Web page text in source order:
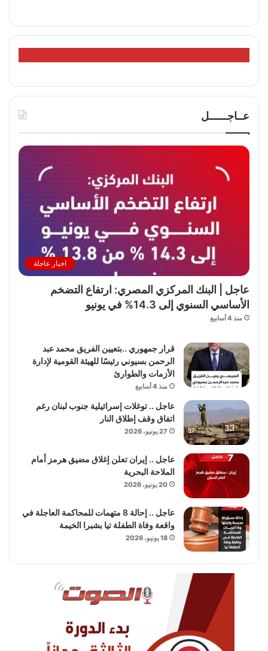
عــاجــــــل
اخبار عاجلة
عاجل | البنك المركزي المصري: ارتفاع التضخم
الأساسي السنوي إلى 14.3% في يونيو
منذ 4 أسابيع
قرار جمهوري ..بتعيين الفريق محمد عبد
الرحمن بسيوني رئيسًا للهيئة القومية لإدارة
الأزمات والطوارئ
منذ 4 أسابيع
عاجل .. توغلات إسرائيلية جنوب لبنان رغم
اتفاق وقف إطلاق النار
27 يونيو، 2026
عاجل .. إيران تعلن إغلاق مضيق هرمز أمام
الملاحة البحرية
20 يونيو، 2026
عاجل .. إحالة 8 متهمات للمحاكمة العاجلة في
واقعة وفاة الطفلة تيا بشبرا الخيمة
18 يونيو، 2026